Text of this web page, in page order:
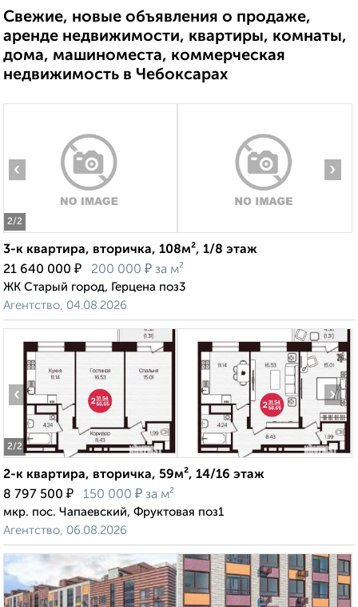
Свежие, новые объявления о продаже,
аренде недвижимости, квартиры, комнаты,
дома, машиноместа, коммерческая
недвижимость в Чебоксарах
2/2
‹ ›
3-к квартира, вторичка, 108м², 1/8 этаж
21 640 000 ₽ 200 000 ₽ за м²
ЖК Старый город, Герцена поз3
Агентство, 04.08.2026
2/2
‹ ›
2-к квартира, вторичка, 59м², 14/16 этаж
8 797 500 ₽ 150 000 ₽ за м²
мкр. пос. Чапаевский, Фруктовая поз1
Агентство, 06.08.2026